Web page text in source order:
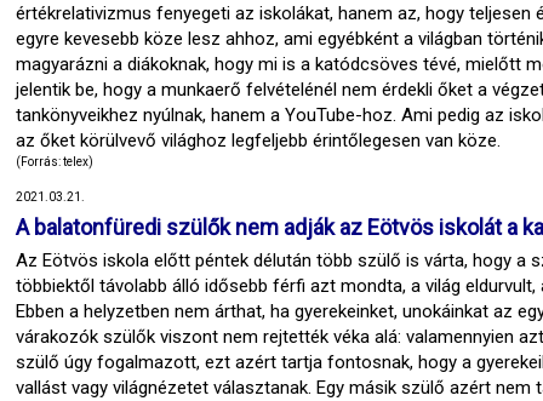
értékrelativizmus fenyegeti az iskolákat, hanem az, hogy
egyre kevesebb köze lesz ahhoz, ami egyébként a világban
magyarázni a diákoknak, hogy mi is a katódcsöves tévé, mielőtt
jelentik be, hogy a munkaerő felvételénél nem érdekli őket a
tankönyveikhez nyúlnak, hanem a YouTube-hoz. Ami pedig az
az őket körülvevő világhoz legfeljebb érintőlegesen van köze.
(Forrás: telex)
2021.03.21.
A balatonfüredi szülők nem adják az Eötvös iskolát a
Az Eötvös iskola előtt péntek délután több szülő is várta, hogy a
többiektől távolabb álló idősebb férfi azt mondta, a világ
Ebben a helyzetben nem árthat, ha gyerekeinket, unokáinkat az
várakozók szülők viszont nem rejtették véka alá: valamennyien
szülő úgy fogalmazott, ezt azért tartja fontosnak, hogy a
vallást vagy világnézetet választanak. Egy másik szülő azért